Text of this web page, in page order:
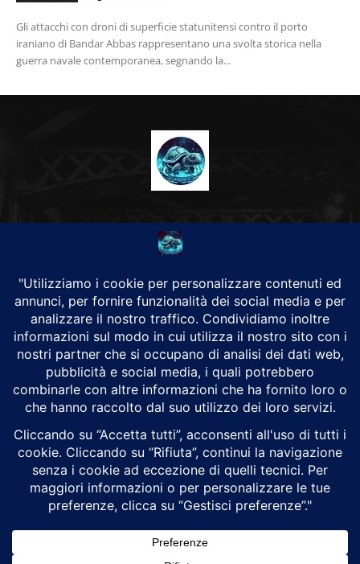
Gli attacchi con droni di superficie statunitensi contro il porto
iraniano di Bandar Abbas rappresentano una svolta storica nella
guerra navale contemporanea, segnando la...
CHI SIAMO
Alground Geopolitica e Cyberwarfare.
Da una idea di Brunilde Trizio
Alground fa parte del Gruppo Trizio
SEGUICI
Alground - Testata di Art Consulting - P.iva 02701880995 - Genova -